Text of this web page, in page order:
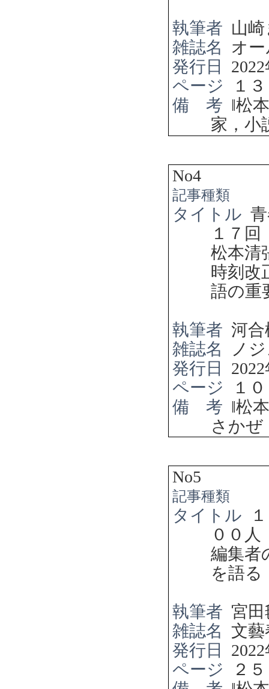
執筆者 山
雑誌名
オ
発行日
2022
ページ
１
備 考 ‖松
家，小
No4
記事種類
タイトル
１７
松本
時刻改
語の重
執筆者 河合
雑誌名
ノ
発行日
2022
ページ
１
備 考 ‖松
さかぜ
No5
記事種類
タイトル
００
編集者
を語る
執筆者 宮田
雑誌名 文藝
発行日
2022
ページ
２